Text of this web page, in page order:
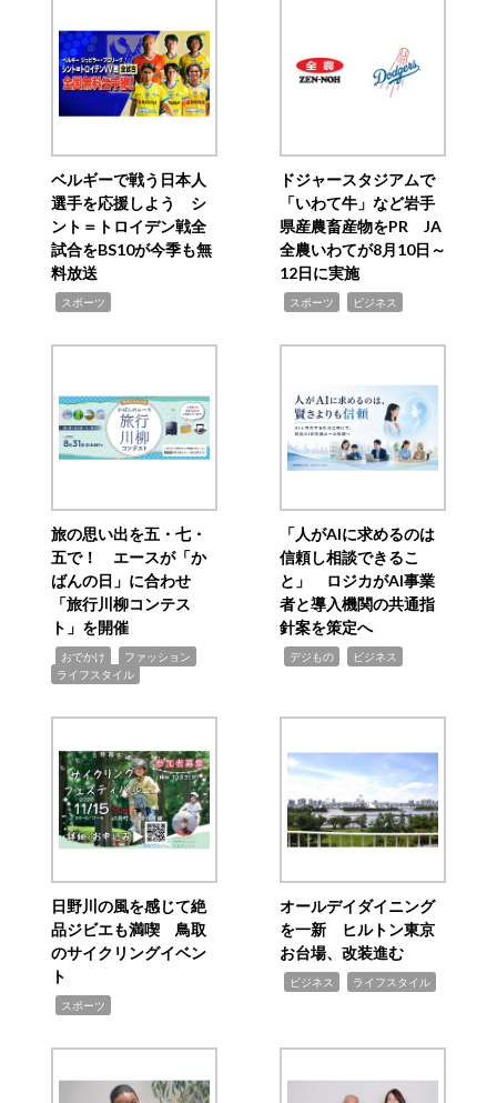
ベルギーで戦う日本人
選手を応援しよう シ
ント＝トロイデン戦全
試合をBS10が今季も無
料放送
スポーツ
ドジャースタジアムで
「いわて牛」など岩手
県産農畜産物をPR JA
全農いわてが8月10日～
12日に実施
スポーツ ビジネス
旅の思い出を五・七・
五で！ エースが「か
ばんの日」に合わせ
「旅行川柳コンテス
ト」を開催
おでかけ ファッション
ライフスタイル
「人がAIに求めるのは
信頼し相談できるこ
と」 ロジカがAI事業
者と導入機関の共通指
針案を策定へ
デジもの ビジネス
日野川の風を感じて絶
品ジビエも満喫 鳥取
のサイクリングイベン
ト
スポーツ
オールデイダイニング
を一新 ヒルトン東京
お台場、改装進む
ビジネス ライフスタイル